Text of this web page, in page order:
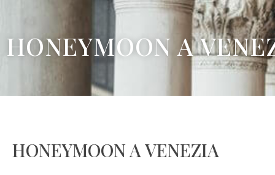
HONEYMOON A
HONEYMOON A VENEZIA